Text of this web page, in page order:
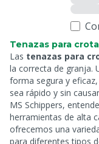
Tenazas para
Las tenazas para
la correcta de granja.
forma segura y
sea rápido y sin
MS Schippers,
herramientas de alta
ofrecemos una
para diferentes tipos